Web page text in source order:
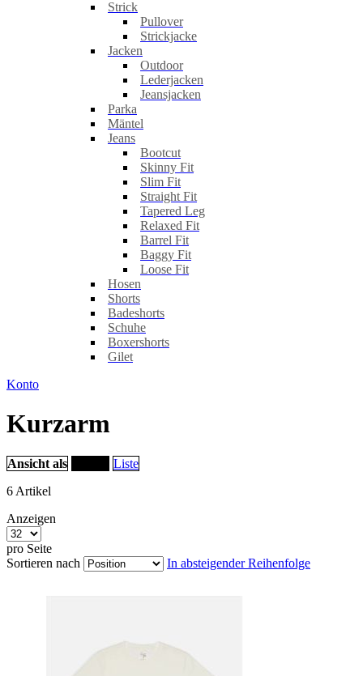
Strick
Pullover
Strickjacke
Jacken
Outdoor
Lederjacken
Jeansjacken
Parka
Mäntel
Jeans
Bootcut
Skinny Fit
Slim Fit
Straight Fit
Tapered Leg
Relaxed Fit
Barrel Fit
Baggy Fit
Loose Fit
Hosen
Shorts
Badeshorts
Schuhe
Boxershorts
Gilet
Konto
Kurzarm
Ansicht als
Liste
6 Artikel
Anzeigen
pro Seite
Sortieren nach
In absteigender Reihenfolge